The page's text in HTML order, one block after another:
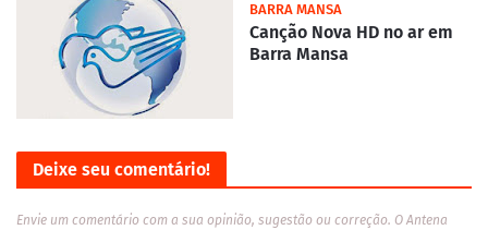
BARRA MANSA
Canção Nova HD no ar em
Barra Mansa
Deixe seu comentário!
Envie um comentário com a sua opinião, sugestão ou correção. O Antena